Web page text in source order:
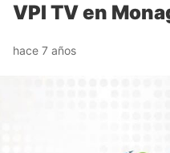
VPI TV en
hace 7 años